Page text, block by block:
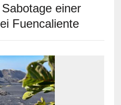
einer
Fuencaliente